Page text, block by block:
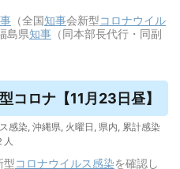
（全国知事会新型コロナウイル
島県知事 （同本部長代行・同副
コロナ【11月23日昼】
感染, 沖縄県, 火曜日 , 県内, 累計感染
人
型コロナウイルス感染を確認し